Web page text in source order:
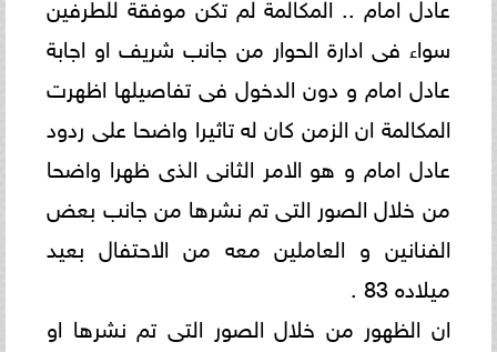
سواء فى ادارة الحوار من جانب شريف او اجابة
عادل امام و دون الدخول فى تفاصيلها اظهرت
المكالمة ان الزمن كان له تاثيرا واضحا على ردود
عادل امام و هو الامر الثانى الذى ظهرا واضحا
من خلال الصور التى تم نشرها من جانب بعض
الفنانين و العاملين معه من الاحتفال بعيد
ميلاده 83 .
ان الظهور من خلال الصور التى تم نشرها او